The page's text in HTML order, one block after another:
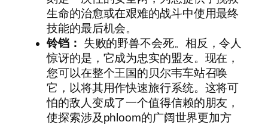
生命的治愈或在艰难的战斗中使用最终
技能的最后机会。
铃铛：
失败的野兽不会死。相反，令人
惊讶的是，它成为忠实的盟友。现在，
您可以在整个王国的贝尔韦车站召唤
它，以将其用作快速旅行系统。这将可
怕的敌人变成了一个值得信赖的朋友，
使探索涉及phloom的广阔世界更加方